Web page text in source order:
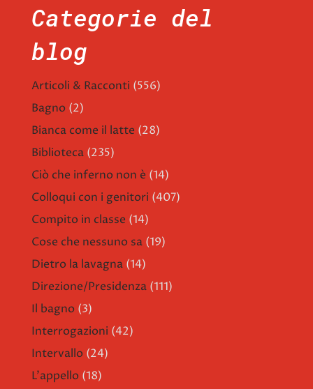
Categorie del
blog
Articoli & Racconti (556)
Bagno (2)
Bianca come il latte (28)
Biblioteca (235)
Ciò che inferno non è (14)
Colloqui con i genitori (407)
Compito in classe (14)
Cose che nessuno sa (19)
Dietro la lavagna (14)
Direzione/Presidenza (111)
Il bagno (3)
Interrogazioni (42)
Intervallo (24)
L'appello (18)